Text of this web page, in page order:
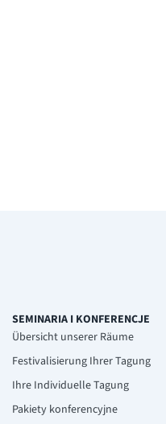
SEMINARIA I KONFERENCJE
Übersicht unserer Räume
Festivalisierung Ihrer Tagung
Ihre Individuelle Tagung
Pakiety konferencyjne